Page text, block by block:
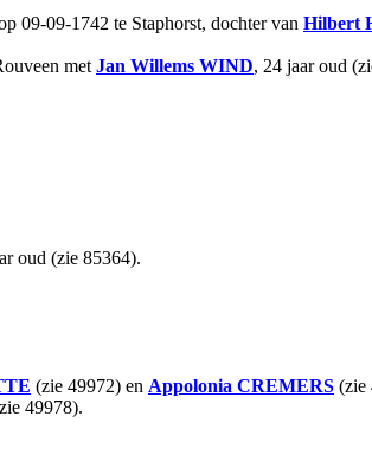
09-09-1742 te Staphorst, dochter van Hilbert
met Jan Willems WIND, 24 jaar oud
oud (zie 85364).
(zie 49972) en Appolonia CREMERS (zie
49978).